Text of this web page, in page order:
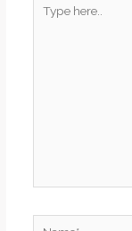
here..